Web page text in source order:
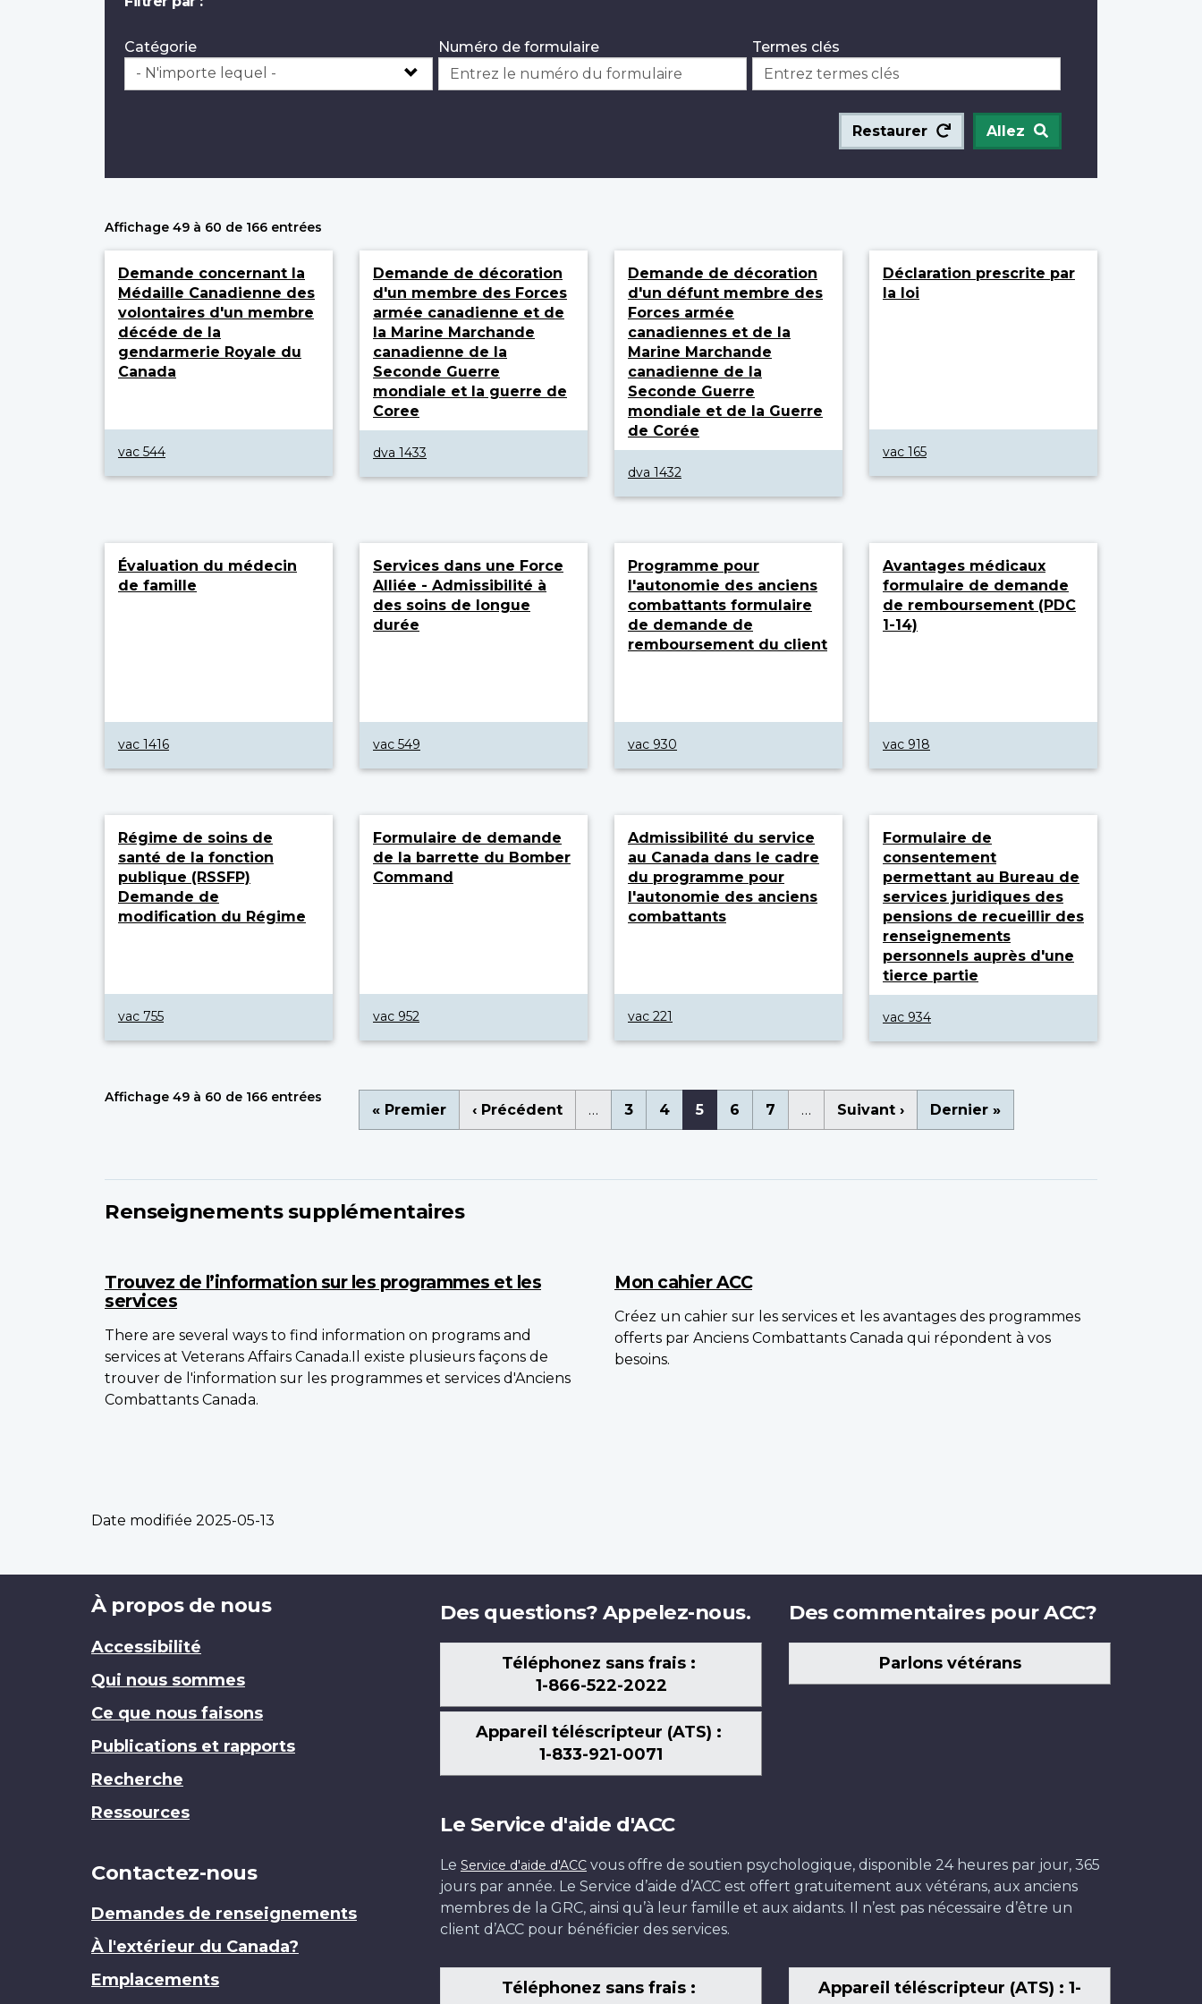
Catégorie Numéro de formulaire Termes clés
Restaurer Allez
Affichage 49 à 60 de 166 entrées
Demande concernant la
Médaille Canadienne des
volontaires d'un membre
décéde de la
gendarmerie Royale du
Canada
vac 544
Demande de décoration
d'un membre des Forces
armée canadienne et de
la Marine Marchande
canadienne de la
Seconde Guerre
mondiale et la guerre de
Coree
dva 1433
Demande de décoration
d'un défunt membre des
Forces armée
canadiennes et de la
Marine Marchande
canadienne de la
Seconde Guerre
mondiale et de la Guerre
de Corée
dva 1432
Déclaration prescrite par
la loi
vac 165
Évaluation du médecin
de famille
vac 1416
Services dans une Force
Alliée - Admissibilité à
des soins de longue
durée
vac 549
Programme pour
l'autonomie des anciens
combattants formulaire
de demande de
remboursement du client
vac 930
Avantages médicaux
formulaire de demande
de remboursement (PDC
1-14)
vac 918
Régime de soins de
santé de la fonction
publique (RSSFP)
Demande de
modification du Régime
vac 755
Formulaire de demande
de la barrette du Bomber
Command
vac 952
Admissibilité du service
au Canada dans le cadre
du programme pour
l'autonomie des anciens
combattants
vac 221
Formulaire de
consentement
permettant au Bureau de
services juridiques des
pensions de recueillir des
renseignements
personnels auprès d'une
tierce partie
vac 934
Affichage 49 à 60 de 166 entrées Pagination
Première
page
« Premier
Page
précédente
‹ Précédent … Page
3 Page
4
Page
courante
5 Page
6 Page
7 …
Page
suivante
Suivant ›
Dernière
page
Dernier »
Renseignements supplémentaires
Trouvez de l’information sur les programmes et les
services
There are several ways to find information on programs and
services at Veterans Affairs Canada.Il existe plusieurs façons de
trouver de l'information sur les programmes et services d'Anciens
Combattants Canada.
Mon cahier ACC
Créez un cahier sur les services et les avantages des programmes
offerts par Anciens Combattants Canada qui répondent à vos
besoins.
Date modifiée 2025-05-13
Brand
À propos de nous
Accessibilité
Qui nous sommes
Ce que nous faisons
Publications et rapports
Recherche
Ressources
Contactez-nous
Demandes de renseignements
À l'extérieur du Canada?
Emplacements
Des questions? Appelez-nous.
Téléphonez sans frais :
1-866-522-2022
Appareil téléscripteur (ATS) :
1-833-921-0071
Des commentaires pour ACC?
Parlons vétérans
Le Service d'aide d'ACC
Le Service d'aide d'ACC vous offre de soutien psychologique, disponible 24 heures par jour, 365
jours par année. Le Service d’aide d’ACC est offert gratuitement aux vétérans, aux anciens
membres de la GRC, ainsi qu’à leur famille et aux aidants. Il n’est pas nécessaire d’être un
client d’ACC pour bénéficier des services.
Téléphonez sans frais :
Appareil téléscripteur (ATS) : 1-